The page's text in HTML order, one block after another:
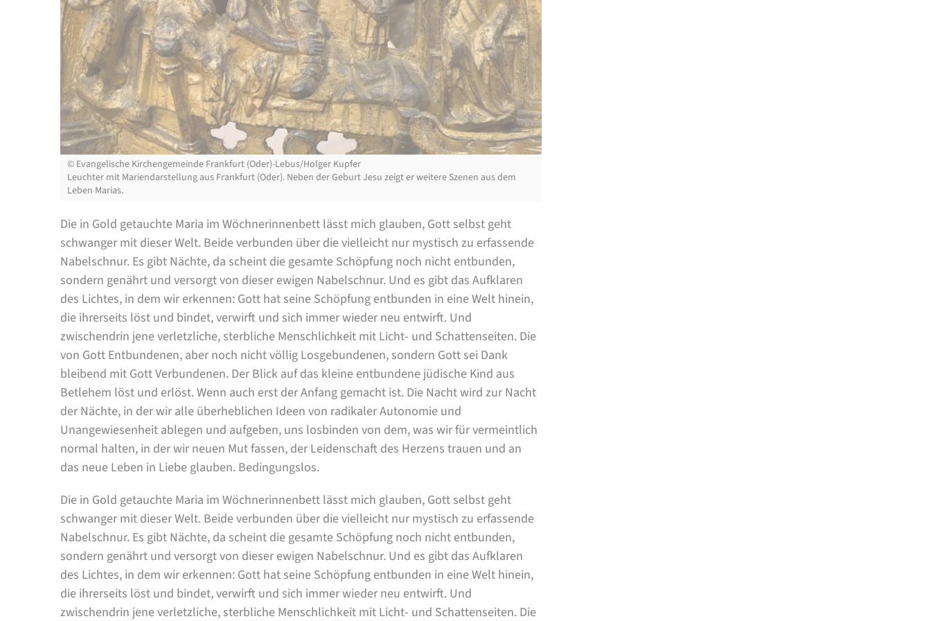
© Evangelische Kirchengemeinde Frankfurt (Oder)-Lebus/Holger Kupfer
Leuchter mit Mariendarstellung aus Frankfurt (Oder). Neben der Geburt Jesu zeigt er weitere Szenen aus dem
Leben Marias.
Die in Gold getauchte Maria im Wöchnerinnenbett lässt mich glauben, Gott selbst geht
schwanger mit dieser Welt. Beide verbunden über die vielleicht nur mystisch zu erfassende
Nabelschnur. Es gibt Nächte, da scheint die gesamte Schöpfung noch nicht entbunden,
sondern genährt und versorgt von dieser ewigen Nabelschnur. Und es gibt das Aufklaren
des Lichtes, in dem wir erkennen: Gott hat seine Schöpfung entbunden in eine Welt hinein,
die ihrerseits löst und bindet, verwirft und sich immer wieder neu entwirft. Und
zwischendrin jene verletzliche, sterbliche Menschlichkeit mit Licht- und Schattenseiten. Die
von Gott Entbundenen, aber noch nicht völlig Losgebundenen, sondern Gott sei Dank
bleibend mit Gott Verbundenen. Der Blick auf das kleine entbundene jüdische Kind aus
Betlehem löst und erlöst. Wenn auch erst der Anfang gemacht ist. Die Nacht wird zur Nacht
der Nächte, in der wir alle überheblichen Ideen von radikaler Autonomie und
Unangewiesenheit ablegen und aufgeben, uns losbinden von dem, was wir für vermeintlich
normal halten, in der wir neuen Mut fassen, der Leidenschaft des Herzens trauen und an
das neue Leben in Liebe glauben. Bedingungslos.
Die in Gold getauchte Maria im Wöchnerinnenbett lässt mich glauben, Gott selbst geht
schwanger mit dieser Welt. Beide verbunden über die vielleicht nur mystisch zu erfassende
Nabelschnur. Es gibt Nächte, da scheint die gesamte Schöpfung noch nicht entbunden,
sondern genährt und versorgt von dieser ewigen Nabelschnur. Und es gibt das Aufklaren
des Lichtes, in dem wir erkennen: Gott hat seine Schöpfung entbunden in eine Welt hinein,
die ihrerseits löst und bindet, verwirft und sich immer wieder neu entwirft. Und
zwischendrin jene verletzliche, sterbliche Menschlichkeit mit Licht- und Schattenseiten. Die